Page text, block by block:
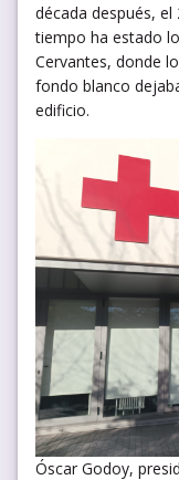
década después,
tiempo ha estado
Cervantes, donde
fondo blanco
edificio.
Óscar Godoy,